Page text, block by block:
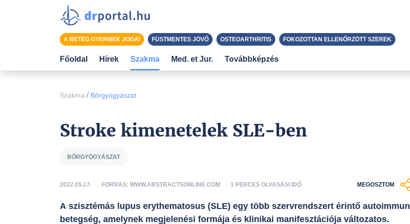
Szakma / Bőrgyógyászat
Stroke kimenetelek SLE-ben
BŐRGYÓGYÁSZAT
2022.05.17. FORRÁS: WWW.ABSTRACTSONLINE.COM 1 PERCES OLVASÁSI IDŐ MEGOSZTOM
A szisztémás lupus erythematosus (SLE) egy több szervrendszert érintő autoimmun
betegség, amelynek megjelenési formája és klinikai manifesztációja változatos.
A BETEG GYERMEK JOGAI FÜSTMENTES JÖVŐ OSTEOARTHRITIS FOKOZOTTAN ELLENŐRZÖTT SZEREK
Főoldal Hírek Szakma Med. et Jur. Továbbképzés